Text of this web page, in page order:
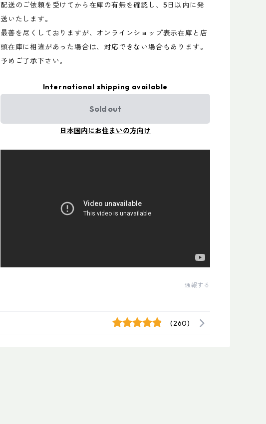
配送のご依頼を受けてから在庫の有無を確認し、5日以内に発
送いたします。
最善を尽くしておりますが、オンラインショップ表示在庫と店
頭在庫に相違があった場合は、対応できない場合もあります。
予めご了承下さい。
International shipping available
Sold out
日本国内にお住まいの方向け
通報する
(260)